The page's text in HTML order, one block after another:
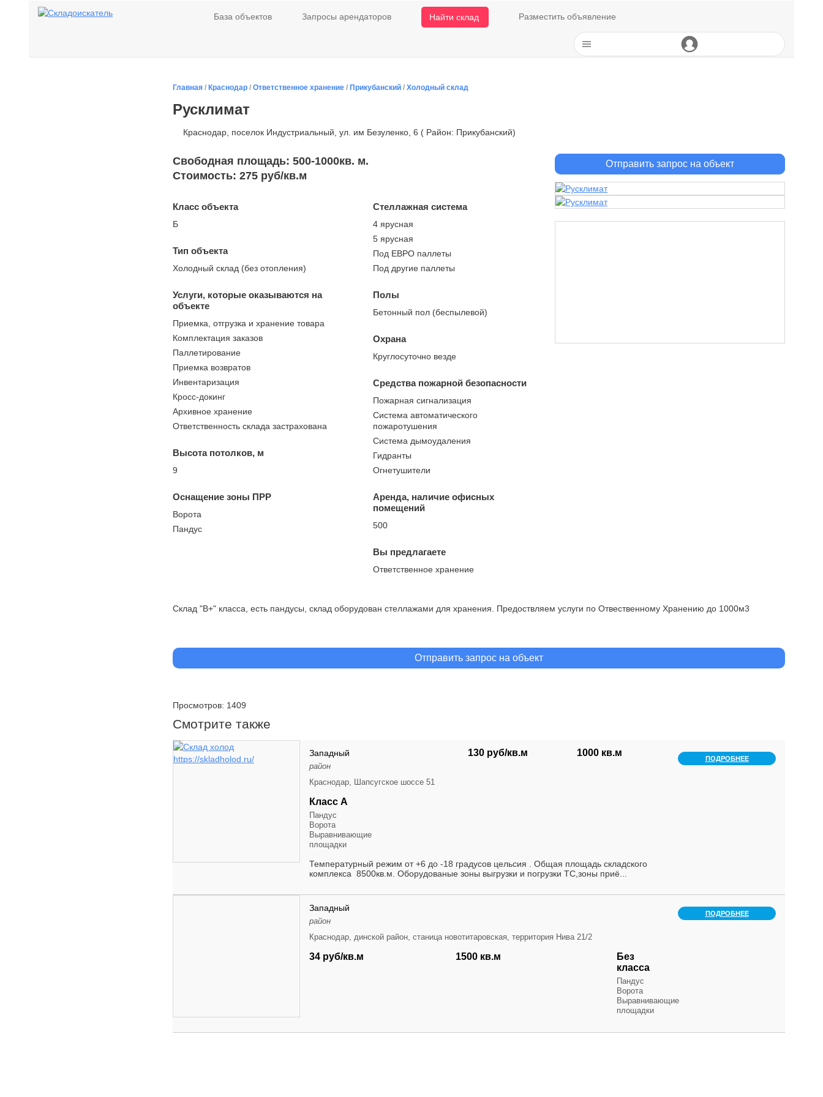
База объектов Запросы арендаторов Найти склад Разместить объявление
Главная / Краснодар / Ответственное хранение / Прикубанский / Холодный склад
Русклимат
Краснодар, поселок Индустриальный, ул. им Безуленко, 6 ( Район: Прикубанский)
Отправить запрос на объект
Свободная площадь: 500-1000кв. м.
Стоимость: 275 руб/кв.м
Класс объекта
Б
Тип объекта
Холодный склад (без отопления)
Услуги, которые оказываются на
объекте
Приемка, отгрузка и хранение товара
Комплектация заказов
Паллетирование
Приемка возвратов
Инвентаризация
Кросс-докинг
Архивное хранение
Ответственность склада застрахована
Высота потолков, м
9
Оснащение зоны ПРР
Ворота
Пандус
Стеллажная система
4 ярусная
5 ярусная
Под ЕВРО паллеты
Под другие паллеты
Полы
Бетонный пол (беспылевой)
Охрана
Круглосуточно везде
Средства пожарной безопасности
Пожарная сигнализация
Система автоматического
пожаротушения
Система дымоудаления
Гидранты
Огнетушители
Аренда, наличие офисных
помещений
500
Вы предлагаете
Ответственное хранение
Склад "В+" класса, есть пандусы, склад оборудован стеллажами для хранения. Предоствляем услуги по Отвественному Хранению до 1000м3
Отправить запрос на объект
Просмотров: 1409
Смотрите также
Западный
район
Краснодар, Шапсугское шоссе 51
130 руб/кв.м 1000 кв.м
Класс А
Пандус
Ворота
Выравнивающие
площадки
Температурный режим от +6 до -18 градусов цельсия . Общая площадь складского
комплекса 8500кв.м. Оборудованые зоны выгрузки и погрузки ТС,зоны приё...
ПОДРОБНЕЕ
Западный
район
Краснодар, динской район, станица новотитаровская, территория Нива 21/2
34 руб/кв.м 1500 кв.м
Без
класса
Пандус
Ворота
Выравнивающие
площадки
ПОДРОБНЕЕ